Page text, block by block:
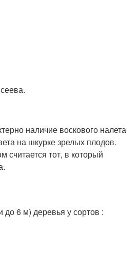
наличие воскового налета
на шкурке зрелых плодов.
считается тот, в который
6 м) деревья у сортов :